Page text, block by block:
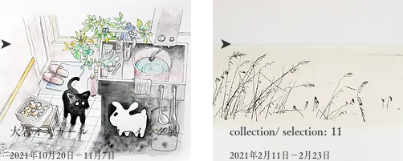
➤
大岩オスカール ドローイング展
2021年10月20日－11月7日
➤
collection/ selection: 11
2021年2月11日－2月23日